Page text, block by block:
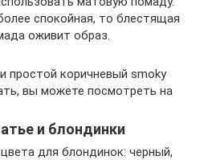
спокойная, то блестящая
оживит образ.
простой коричневый smoky
вы можете посмотреть на
и блондинки
для блондинок: черный,